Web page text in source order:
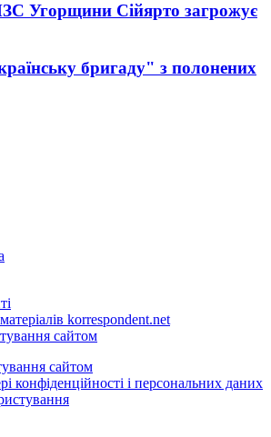
Угорщини Сійярто загрожує
бригаду" з полонених
korrespondent.net
сайтом
сайтом
конфіденційності і персональних даних